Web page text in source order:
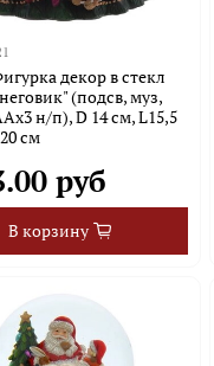
декор в стекл
(подсв, муз,
н/п), D 14 см, L15,5
см
руб
В корзину